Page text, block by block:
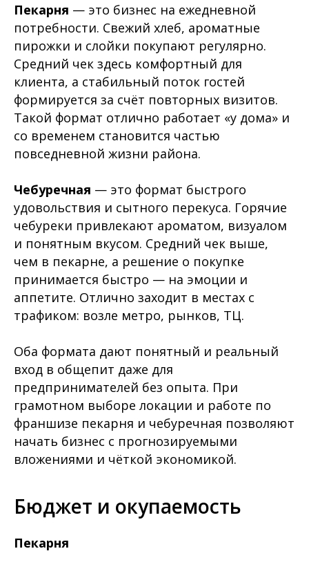
Пекарня — это бизнес на ежедневной
потребности. Свежий хлеб, ароматные
пирожки и слойки покупают регулярно.
Средний чек здесь комфортный для
клиента, а стабильный поток гостей
формируется за счёт повторных визитов.
Такой формат отлично работает «у дома» и
со временем становится частью
повседневной жизни района.
Чебуречная — это формат быстрого
удовольствия и сытного перекуса. Горячие
чебуреки привлекают ароматом, визуалом
и понятным вкусом. Средний чек выше,
чем в пекарне, а решение о покупке
принимается быстро — на эмоции и
аппетите. Отлично заходит в местах с
трафиком: возле метро, рынков, ТЦ.
Оба формата дают понятный и реальный
вход в общепит даже для
предпринимателей без опыта. При
грамотном выборе локации и работе по
франшизе пекарня и чебуречная позволяют
начать бизнес с прогнозируемыми
вложениями и чёткой экономикой.
Бюджет и окупаемость
Пекарня